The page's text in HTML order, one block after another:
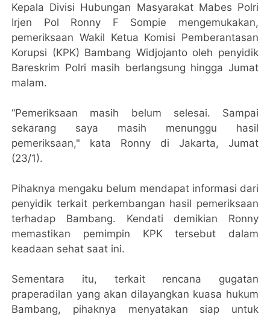
Kepala Divisi Hubungan Masyarakat Mabes Polri
Irjen Pol Ronny F Sompie mengemukakan,
pemeriksaan Wakil Ketua Komisi Pemberantasan
Korupsi (KPK) Bambang Widjojanto oleh penyidik
Bareskrim Polri masih berlangsung hingga Jumat
malam.
“Pemeriksaan masih belum selesai. Sampai
sekarang saya masih menunggu hasil
pemeriksaan," kata Ronny di Jakarta, Jumat
(23/1).
Pihaknya mengaku belum mendapat informasi dari
penyidik terkait perkembangan hasil pemeriksaan
terhadap Bambang. Kendati demikian Ronny
memastikan pemimpin KPK tersebut dalam
keadaan sehat saat ini.
Sementara itu, terkait rencana gugatan
praperadilan yang akan dilayangkan kuasa hukum
Bambang, pihaknya menyatakan siap untuk